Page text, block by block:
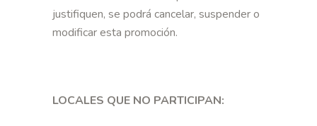
justifiquen, se podrá cancelar, suspender o
modificar esta promoción.
LOCALES QUE NO PARTICIPAN: